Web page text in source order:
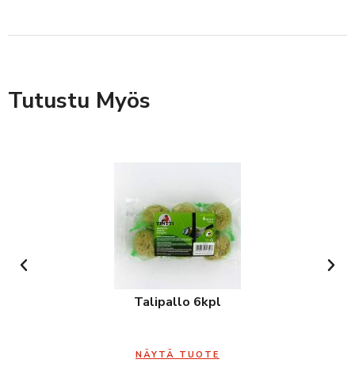
Tutustu Myös
Talipallo 6kpl
NÄYTÄ TUOTE